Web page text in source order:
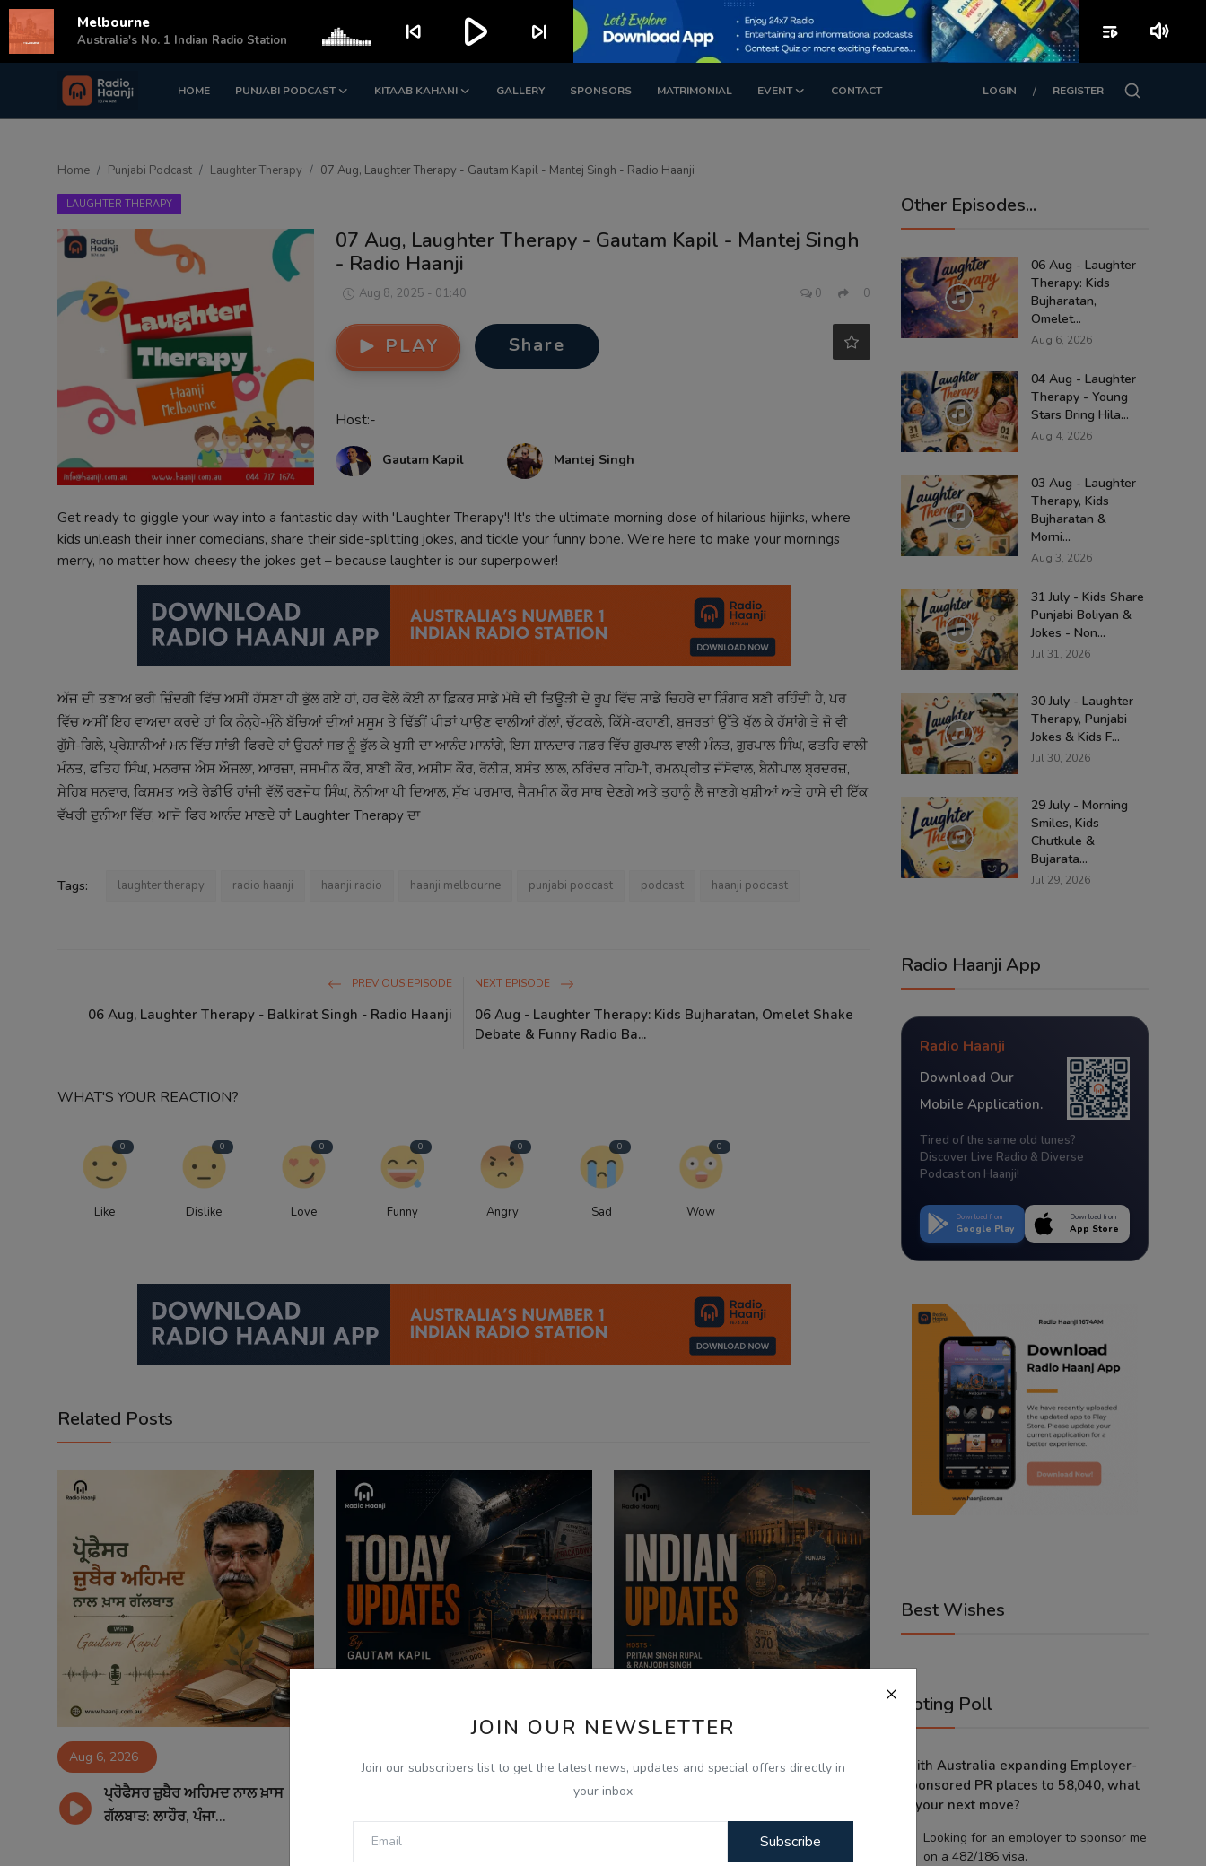
HOME PUNJABI PODCAST KITAAB KAHANI GALLERY SPONSORS MATRIMONIAL EVENT CONTACT LOGIN / REGISTER
Login Register
Punjabi Podcast
Kitaab Kahani
Sponsors
JOIN OUR NEWSLETTER
Join our subscribers list to get the latest news, updates and special offers directly in
your inbox
Subscribe
Home Punjabi Podcast Laughter Therapy 07 Aug, Laughter Therapy - Gautam Kapil - Mantej Singh - Radio Haanji
LAUGHTER THERAPY
07 Aug, Laughter Therapy - Gautam Kapil - Mantej Singh
- Radio Haanji
Aug 8, 2025 - 01:40 0 0
PLAY Share
Host:-
Gautam Kapil Mantej Singh
Get ready to giggle your way into a fantastic day with 'Laughter Therapy'! It's the ultimate morning dose of hilarious hijinks, where
kids unleash their inner comedians, share their side-splitting jokes, and tickle your funny bone. We're here to make your mornings
merry, no matter how cheesy the jokes get – because laughter is our superpower!
ਅੱਜ ਦੀ ਤਣਾਅ ਭਰੀ ਜ਼ਿੰਦਗੀ ਵਿੱਚ ਅਸੀਂ ਹੱਸਣਾ ਹੀ ਭੁੱਲ ਗਏ ਹਾਂ, ਹਰ ਵੇਲੇ ਕੋਈ ਨਾ ਫ਼ਿਕਰ ਸਾਡੇ ਮੱਥੇ ਦੀ ਤਿਊੜੀ ਦੇ ਰੂਪ ਵਿੱਚ ਸਾਡੇ ਚਿਹਰੇ ਦਾ ਸ਼ਿੰਗਾਰ ਬਣੀ ਰਹਿੰਦੀ ਹੈ, ਪਰ
ਵਿੱਚ ਅਸੀਂ ਇਹ ਵਾਅਦਾ ਕਰਦੇ ਹਾਂ ਕਿ ਨੰਨ੍ਹੇ-ਮੁੰਨੇ ਬੱਚਿਆਂ ਦੀਆਂ ਮਸੂਮ ਤੇ ਢਿੱਡੀਂ ਪੀੜਾਂ ਪਾਉਣ ਵਾਲੀਆਂ ਗੱਲਾਂ, ਚੁੱਟਕਲੇ, ਕਿੱਸੇ-ਕਹਾਣੀ, ਬੁਜਰਤਾਂ ਉੱਤੇ ਖੁੱਲ ਕੇ ਹੱਸਾਂਗੇ ਤੇ ਜੋ ਵੀ
ਗੁੱਸੇ-ਗਿਲੇ, ਪ੍ਰੇਸ਼ਾਨੀਆਂ ਮਨ ਵਿੱਚ ਸਾਂਭੀ ਫਿਰਦੇ ਹਾਂ ਉਹਨਾਂ ਸਭ ਨੂੰ ਭੁੱਲ ਕੇ ਖੁਸ਼ੀ ਦਾ ਆਨੰਦ ਮਾਨਾਂਗੇ, ਇਸ ਸ਼ਾਨਦਾਰ ਸਫ਼ਰ ਵਿੱਚ ਗੁਰਪਾਲ ਵਾਲੀ ਮੰਨਤ, ਗੁਰਪਾਲ ਸਿੰਘ, ਫਤਹਿ ਵਾਲੀ
ਮੰਨਤ, ਫਤਿਹ ਸਿੰਘ, ਮਨਰਾਜ ਐਸ ਔਜਲਾ, ਆਰਜ਼ਾ, ਜਸਮੀਨ ਕੌਰ, ਬਾਣੀ ਕੌਰ, ਅਸੀਸ ਕੌਰ, ਰੋਨੀਸ਼, ਬਸੰਤ ਲਾਲ, ਨਰਿੰਦਰ ਸਹਿਮੀ, ਰਮਨਪ੍ਰੀਤ ਜੱਸੋਵਾਲ, ਬੈਨੀਪਾਲ ਬ੍ਰਦਰਜ਼,
ਸੇਹਿਬ ਸਨਵਾਰ, ਕਿਸਮਤ ਅਤੇ ਰੇਡੀਓ ਹਾਂਜੀ ਵੱਲੋਂ ਰਣਜੋਧ ਸਿੰਘ, ਨੋਨੀਆ ਪੀ ਦਿਆਲ, ਸੁੱਖ ਪਰਮਾਰ, ਜੈਸਮੀਨ ਕੌਰ ਸਾਥ ਦੇਣਗੇ ਅਤੇ ਤੁਹਾਨੂੰ ਲੈ ਜਾਣਗੇ ਖੁਸ਼ੀਆਂ ਅਤੇ ਹਾਸੇ ਦੀ ਇੱਕ
ਵੱਖਰੀ ਦੁਨੀਆ ਵਿੱਚ, ਆਜੋ ਫਿਰ ਆਨੰਦ ਮਾਣਦੇ ਹਾਂ Laughter Therapy ਦਾ
Tags: laughter therapy radio haanji haanji radio haanji melbourne punjabi podcast podcast haanji podcast
PREVIOUS EPISODE
06 Aug, Laughter Therapy - Balkirat Singh - Radio Haanji
NEXT EPISODE
06 Aug - Laughter Therapy: Kids Bujharatan, Omelet Shake
Debate & Funny Radio Ba...
WHAT'S YOUR REACTION?
0
Like
0
Dislike
0
Love
0
Funny
0
Angry
0
Sad
0
Wow
Related Posts
Aug 6, 2026
ਪ੍ਰੋਫੈਸਰ ਜ਼ੁਬੈਰ ਅਹਿਮਦ ਨਾਲ ਖ਼ਾਸ
ਗੱਲਬਾਤ: ਲਾਹੌਰ, ਪੰਜਾ...
SpaceX Moon Crash, US Truc...
Punjab Assembly Debates ...
Other Episodes...
06 Aug - Laughter
Therapy: Kids
Bujharatan,
Omelet...
Aug 6, 2026
04 Aug - Laughter
Therapy - Young
Stars Bring Hila...
Aug 4, 2026
03 Aug - Laughter
Therapy, Kids
Bujharatan &
Morni...
Aug 3, 2026
31 July - Kids Share
Punjabi Boliyan &
Jokes - Non...
Jul 31, 2026
30 July - Laughter
Therapy, Punjabi
Jokes & Kids F...
Jul 30, 2026
29 July - Morning
Smiles, Kids
Chutkule &
Bujarata...
Jul 29, 2026
Radio Haanji App
Radio Haanji
Download Our
Mobile Application.
Tired of the same old tunes?
Discover Live Radio & Diverse
Podcast on Haanji!
Download from
Google Play
Download from
App Store
Best Wishes
Voting Poll
With Australia expanding Employer-
Sponsored PR places to 58,040, what
is your next move?
Looking for an employer to sponsor me
on a 482/186 visa.
Melbourne
Australia's No. 1 Indian Radio Station skip_previous play_arrow skip_next playlist_play volume_up